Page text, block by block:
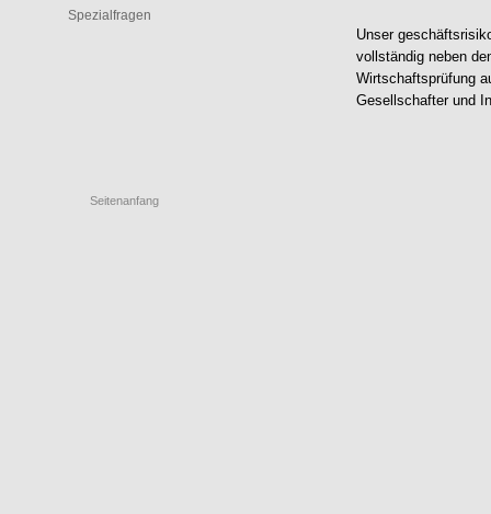
Spezialfragen
Unser
vollständig neben
Wirtschaftsprüfung
Gesellschafter und
Seitenanfang